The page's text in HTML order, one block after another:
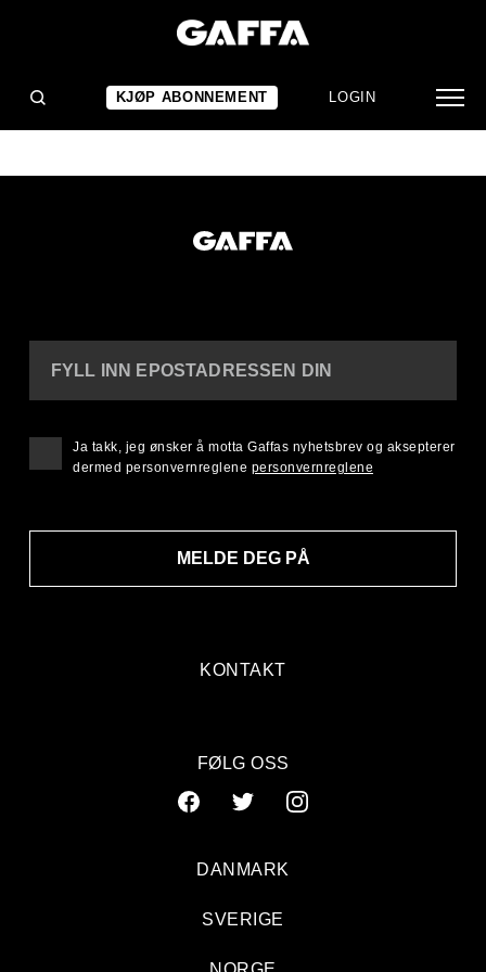
KJØP ABONNEMENT LOGIN
KONTAKT
FYLL INN EPOSTADRESSEN DIN
MELDE DEG PÅ
Ja takk, jeg ønsker å motta Gaffas nyhetsbrev og aksepterer
dermed personvernreglene personvernreglene
FØLG OSS
DANMARK
SVERIGE